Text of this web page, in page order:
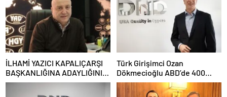
İLHAMİ YAZICI KAPALIÇARŞI
BAŞKANLIĞINA ADAYLIĞINI
AÇIKLADI
Türk Girişimci Ozan
Dökmecioğlu ABD’de 400
Milyon Dolarlık Gayrimenkul
Portföyü Oluşturdu